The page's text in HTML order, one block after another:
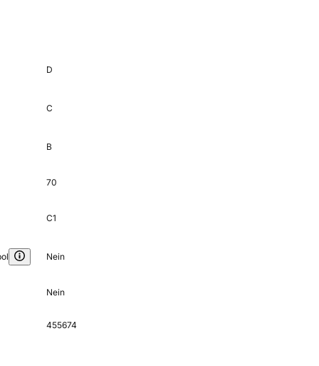
D
C
B
70
C1
Nein
Nein
455674